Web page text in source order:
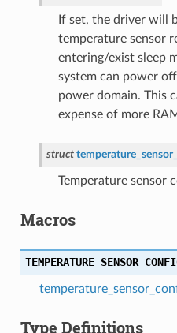
If set, the driver will
temperature sensor
entering/exist sleep
system can power
power domain. This
expense of more
struct
Temperature sensor
Macros
Type Definitions